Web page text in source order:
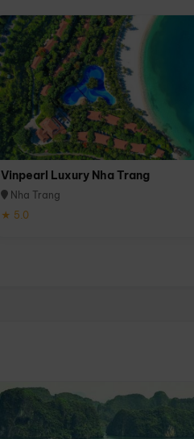
Vinpearl Luxury Nha Trang
Nha Trang
★ 5.0